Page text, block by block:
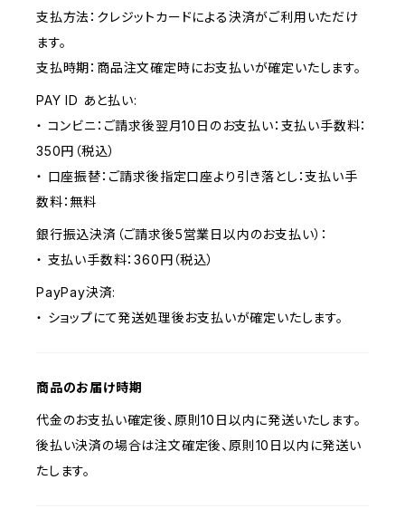
支払方法：クレジットカードによる決済がご利用いただけ
ます。
支払時期：商品注文確定時にお支払いが確定いたします。
PAY ID あと払い:
・ コンビニ：ご請求後翌月10日のお支払い：支払い手数料：
350円（税込）
・ 口座振替：ご請求後指定口座より引き落とし：支払い手
数料：無料
銀行振込決済（ご請求後5営業日以内のお支払い）：
・ 支払い手数料：360円（税込）
PayPay決済:
・ ショップにて発送処理後お支払いが確定いたします。
商品のお届け時期
代金のお支払い確定後、原則10日以内に発送いたします。
後払い決済の場合は注文確定後、原則10日以内に発送い
たします。